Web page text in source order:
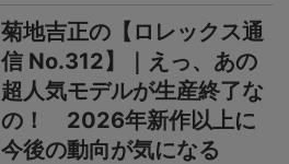
菊地吉正の【ロレックス通
信 No.312】｜えっ、あの
超人気モデルが生産終了な
の！ 2026年新作以上に
今後の動向が気になる